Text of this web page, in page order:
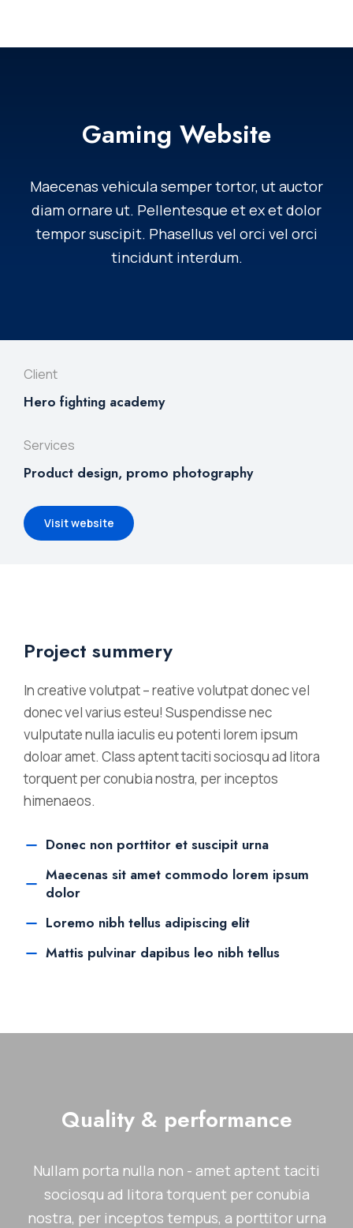
Gaming Website
Maecenas vehicula semper tortor, ut auctor
diam ornare ut. Pellentesque et ex et dolor
tempor suscipit. Phasellus vel orci vel orci
tincidunt interdum.
Client
Hero fighting academy
Services
Product design, promo photography
Visit website
Project summery
In creative volutpat – reative volutpat donec vel
donec vel varius esteu! Suspendisse nec
vulputate nulla iaculis eu potenti lorem ipsum
doloar amet. Class aptent taciti sociosqu ad litora
torquent per conubia nostra, per inceptos
himenaeos.
Donec non porttitor et suscipit urna
Maecenas sit amet commodo lorem ipsum
dolor
Loremo nibh tellus adipiscing elit
Mattis pulvinar dapibus leo nibh tellus
Quality & performance
Nullam porta nulla non - amet aptent taciti
sociosqu ad litora torquent per conubia
nostra, per inceptos tempus, a porttitor urna